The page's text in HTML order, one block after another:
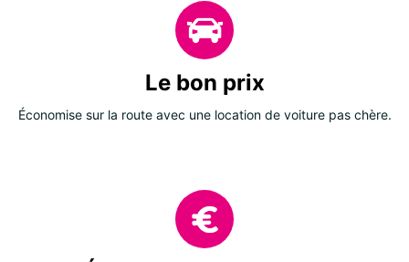
Le bon prix
Économise sur la route avec une location de voiture pas chère.